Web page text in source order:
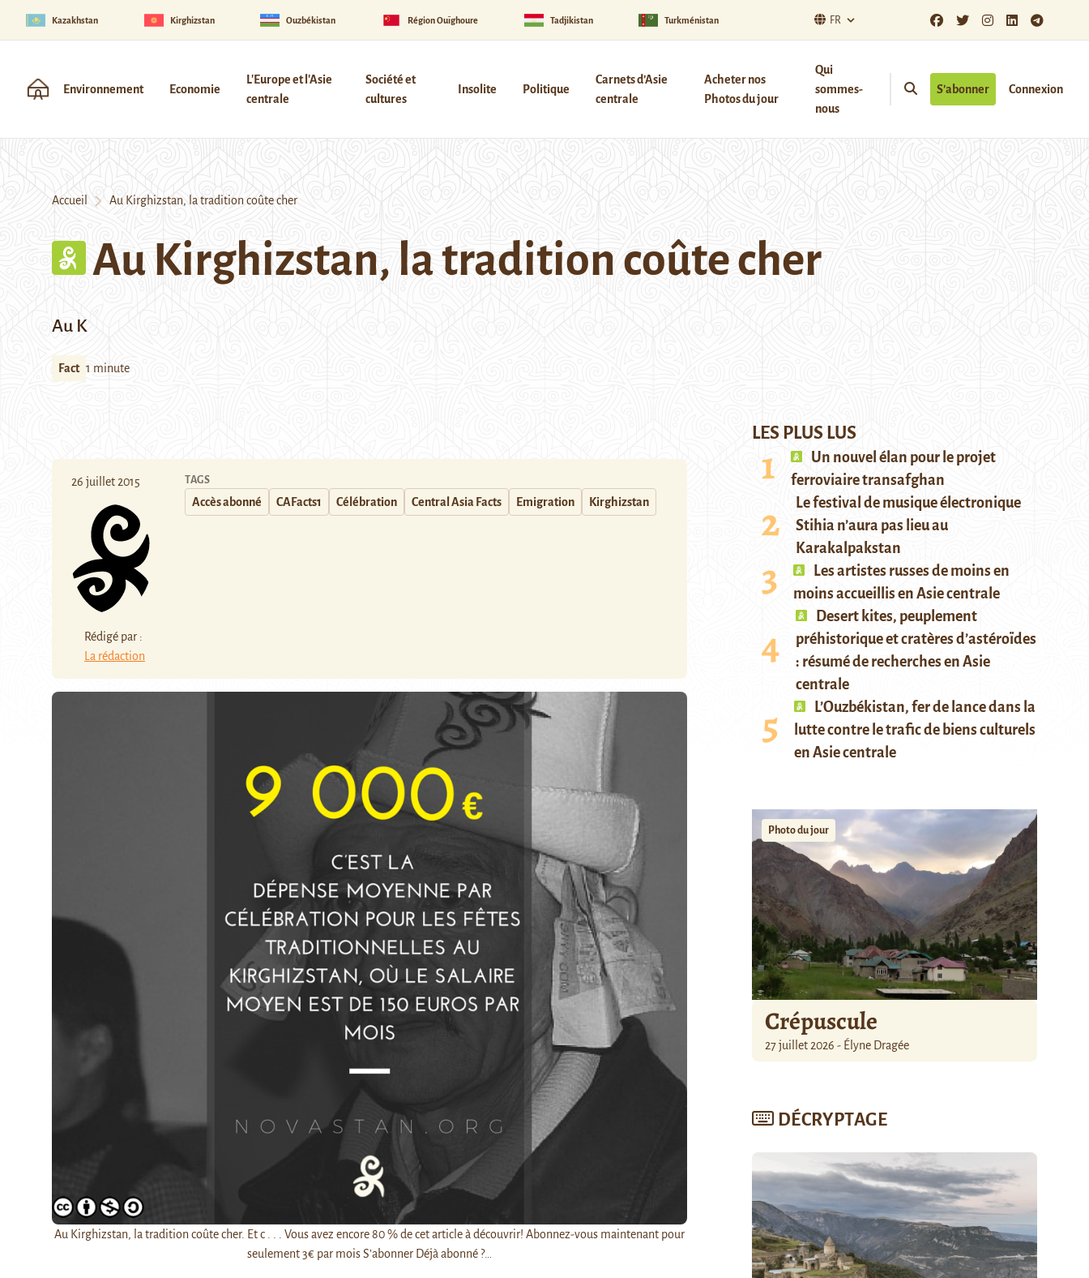
Kazakhstan Kirghizstan Ouzbékistan Région Ouïghoure Tadjikistan Turkménistan FR
Environnement Economie
L'Europe et l'Asie
centrale
Société et
cultures
Insolite Politique
Carnets d’Asie
centrale
Acheter nos
Photos du jour
Qui
sommes-
nous
S’abonner Connexion
Accueil Au Kirghizstan, la tradition coûte cher
Au Kirghizstan, la tradition coûte cher
Au K
Fact 1 minute
26 juillet 2015
Rédigé par :
La rédaction
TAGS
Accès abonné CAFacts1 Célébration Central Asia Facts Emigration Kirghizstan
Au Kirghizstan, la tradition coûte cher. Et c . . . Vous avez encore 80 % de cet article à découvrir! Abonnez-vous maintenant pour
seulement 3€ par mois S’abonner Déjà abonné ?…
LES PLUS LUS
Un nouvel élan pour le projet
ferroviaire transafghan
Le festival de musique électronique
Stihia n’aura pas lieu au
Karakalpakstan
Les artistes russes de moins en
moins accueillis en Asie centrale
Desert kites, peuplement
préhistorique et cratères d’astéroïdes
: résumé de recherches en Asie
centrale
L’Ouzbékistan, fer de lance dans la
lutte contre le trafic de biens culturels
en Asie centrale
Photo du jour
Crépuscule
27 juillet 2026 - Élyne Dragée
DÉCRYPTAGE